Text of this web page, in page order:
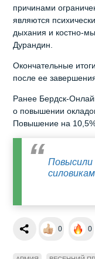
причинами
являются
дыхания и костно-
Дурандин.
Окончательные
после ее
Ранее Бердск-
о повышении
Повышение на
силовикам
0 0